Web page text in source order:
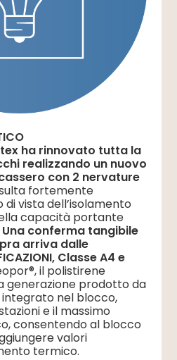
ha rinnovato tutta la
realizzando un nuovo
con 2 nervature
fortemente
vista dell’isolamento
capacità portante
Una conferma tangibile
arriva dalle
Classe A4 e
il polistirene
generazione prodotto da
nel blocco,
e il massimo
consentendo al blocco
valori
termico.